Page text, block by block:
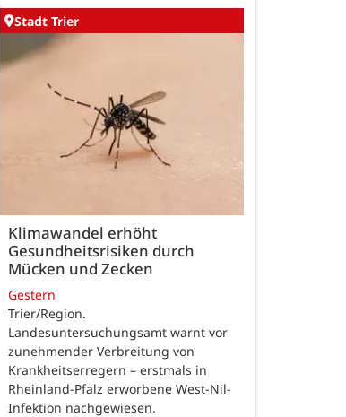
Stadt Trier
Klimawandel erhöht
Gesundheitsrisiken durch
Mücken und Zecken
Gestern
Trier/Region.
Landesuntersuchungsamt warnt vor
zunehmender Verbreitung von
Krankheitserregern – erstmals in
Rheinland-Pfalz erworbene West-Nil-
Infektion nachgewiesen.